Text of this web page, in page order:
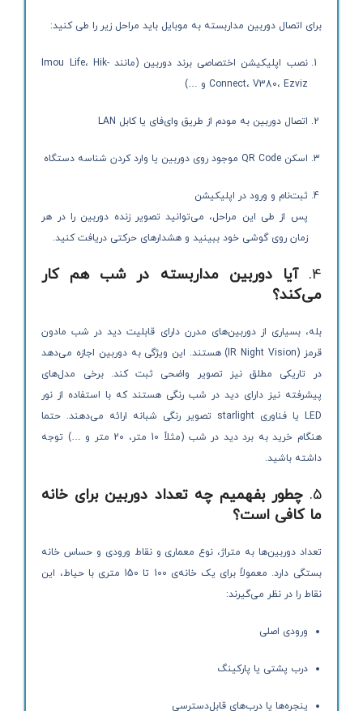
برای اتصال دوربین مداربسته به موبایل باید مراحل زیر را طی کنید:
نصب اپلیکیشن اختصاصی برند دوربین (مانند Imou Life، Hik-
Connect، V380، Ezviz و …)
اتصال دوربین به مودم از طریق وای‌فای یا کابل LAN
اسکن QR Code موجود روی دوربین یا وارد کردن شناسه دستگاه
ثبت‌نام و ورود در اپلیکیشن
پس از طی این مراحل، می‌توانید تصویر زنده دوربین را در هر
زمان روی گوشی خود ببینید و هشدارهای حرکتی دریافت کنید.
4.
آیا دوربین مداربسته در شب هم کار
می‌کند؟
بله، بسیاری از دوربین‌های مدرن دارای قابلیت دید در شب مادون
قرمز (IR Night Vision) هستند. این ویژگی به دوربین اجازه می‌دهد
در تاریکی مطلق نیز تصویر واضحی ثبت کند. برخی مدل‌های
پیشرفته نیز دارای دید در شب رنگی هستند که با استفاده از نور
LED یا فناوری starlight تصویر رنگی شبانه ارائه می‌دهند. حتما
هنگام خرید به برد دید در شب (مثلاً 10 متر، 20 متر و …) توجه
داشته باشید.
5. چطور بفهمیم چه تعداد دوربین برای خانه
ما کافی است؟
تعداد دوربین‌ها به متراژ، نوع معماری و نقاط ورودی و حساس خانه
بستگی دارد. معمولاً برای یک خانه‌ی 100 تا 150 متری با حیاط، این
نقاط را در نظر می‌گیرند:
ورودی اصلی
درب پشتی یا پارکینگ
پنجره‌ها یا درب‌های قابل‌دسترسی